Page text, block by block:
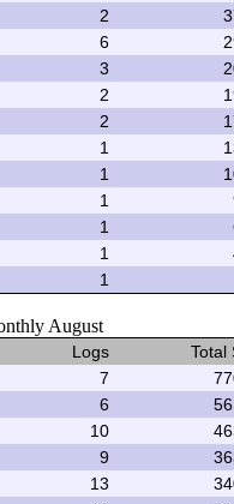
2
6
3
2
2
1
1
1
1
1
1
August
Logs
Total
7
6
10
9
13